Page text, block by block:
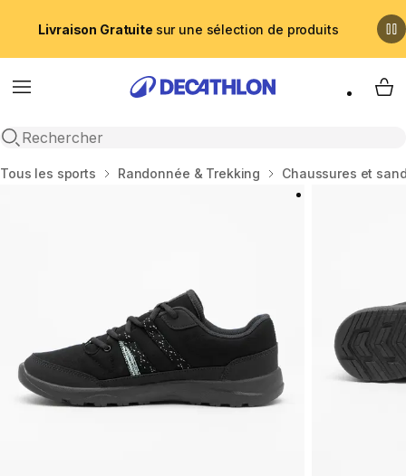
Livraison Gratuite sur une sélection de produits
Menu
Recherche ouverte
My
Accueil
Tous les sports Randonnée & Trekking Chaussures et